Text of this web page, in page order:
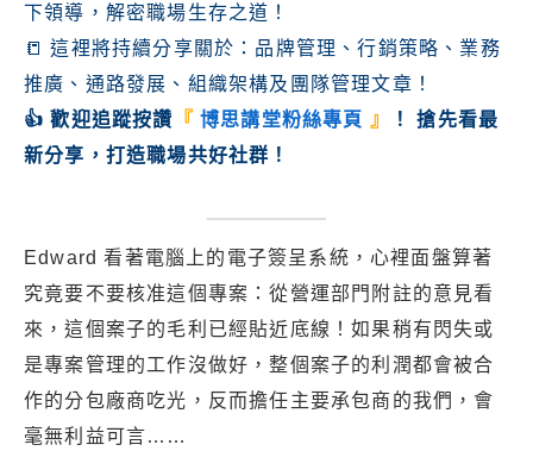
下領導，解密職場生存之道！
📒 這裡將持續分享關於：品牌管理、行銷策略、業務
推廣、通路發展、組織架構及團隊管理文章！
👍 歡迎追蹤按讚 『 博思講堂粉絲專頁 』
！ 搶先看最
新分享，打造職場共好社群！
Edward 看著電腦上的電子簽呈系統，心裡面盤算著
究竟要不要核准這個專案：從營運部門附註的意見看
來，這個案子的毛利已經貼近底線！如果稍有閃失或
是專案管理的工作沒做好，整個案子的利潤都會被合
作的分包廠商吃光，反而擔任主要承包商的我們，會
毫無利益可言……